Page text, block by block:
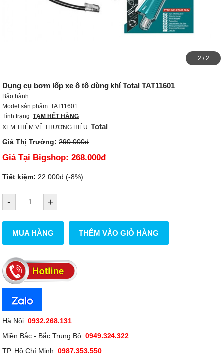
2 /2
Dụng cụ bơm lốp xe ô tô dùng khí Total TAT11601
Bảo hành:
Model sản phẩm: TAT11601
Tình trạng: TẠM HẾT HÀNG
XEM THÊM VỀ THƯƠNG HIỆU: Total
Giá Thị Trường: 290.000đ
Giá Tại Bigshop: 268.000đ
Tiết kiệm: 22.000đ (-8%)
- +
MUA HÀNG THÊM VÀO GIỎ HÀNG
Hà Nội: 0932.268.131
Miền Bắc - Bắc Trung Bộ: 0949.324.322
TP. Hồ Chí Minh: 0987.353.550